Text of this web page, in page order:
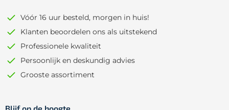
Vóór 16 uur besteld, morgen in huis!
Klanten beoordelen ons als uitstekend
Professionele kwaliteit
Persoonlijk en deskundig advies
Grooste assortiment